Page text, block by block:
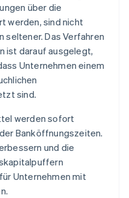
über die
werden, sind nicht
Das Verfahren
ist darauf ausgelegt,
Unternehmen einem
sind.
werden sofort
Banköffnungszeiten.
und die
Unternehmen mit